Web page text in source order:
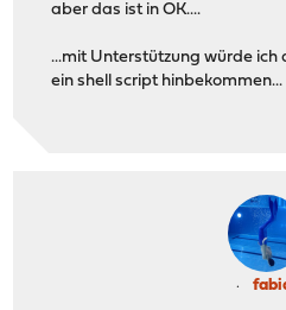
aber das ist in OK....
...mit Unterstützung würde
ein shell script hinbekommen...